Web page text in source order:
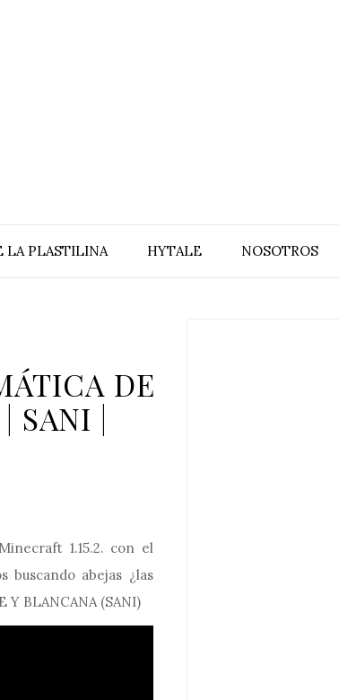
LA PLASTILINA HYTALE NOSOTROS
DE
SANI |
1.15.2. con el
buscando abejas ¿las
Y BLANCANA (SANI)